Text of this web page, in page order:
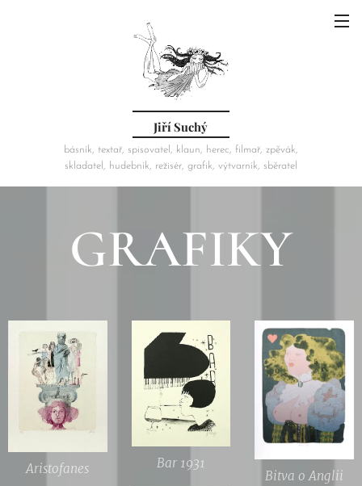
Jiří Suchý
básník, textař, spisovatel, klaun, herec, filmař, zpěvák,
skladatel, hudebník, režisér, grafik, výtvarník, sběratel
GRAFIKY
Aristofanes
Bar 1931
Bitva o Anglii